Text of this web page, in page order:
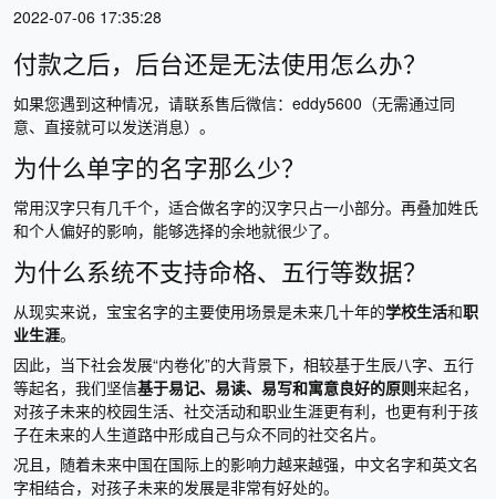
2022-07-06 17:35:28
付款之后，后台还是无法使用怎么办？
如果您遇到这种情况，请联系售后微信：eddy5600（无需通过同
意、直接就可以发送消息）。
为什么单字的名字那么少？
常用汉字只有几千个，适合做名字的汉字只占一小部分。再叠加姓氏
和个人偏好的影响，能够选择的余地就很少了。
为什么系统不支持命格、五行等数据？
从现实来说，宝宝名字的主要使用场景是未来几十年的学校生活和职
业生涯。
因此，当下社会发展“内卷化”的大背景下，相较基于生辰八字、五行
等起名，我们坚信基于易记、易读、易写和寓意良好的原则来起名，
对孩子未来的校园生活、社交活动和职业生涯更有利，也更有利于孩
子在未来的人生道路中形成自己与众不同的社交名片。
况且，随着未来中国在国际上的影响力越来越强，中文名字和英文名
字相结合，对孩子未来的发展是非常有好处的。